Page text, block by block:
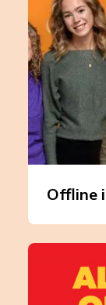
Offline
meer
over
Offline
influencers
Leer